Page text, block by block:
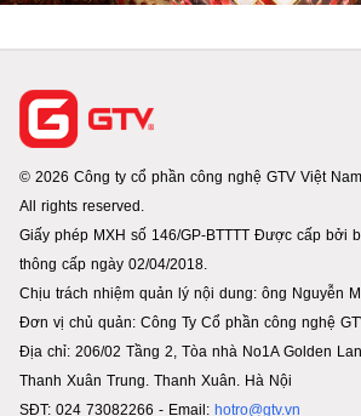
© 2026 Công ty cổ phần công nghệ GTV Việt
All rights reserved.
Giấy phép MXH số 146/GP-BTTTT Được cấp bởi
thông cấp ngày 02/04/2018.
Chịu trách nhiệm quản lý nội dung: ông Nguyễn
Đơn vị chủ quản: Công Ty Cổ phần công nghệ
Địa chỉ: 206/02 Tầng 2, Tòa nhà No1A Golden
Thanh Xuân Trung. Thanh Xuân. Hà Nội
SĐT: 024 73082266 - Email: hotro@gtv.vn